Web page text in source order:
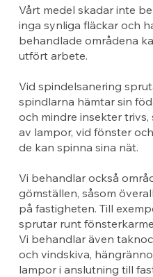
Vårt medel skadar inte
inga synliga fläckar och
behandlade områdena
utfört arbete.
Vid spindelsanering
spindlarna hämtar sin
och mindre insekter
av lampor, vid fönster
de kan spinna sina nät.
Vi behandlar också
gömställen, såsom
på fastigheten. Till
sprutar runt
Vi behandlar även
och vindskiva,
lampor i anslutning till